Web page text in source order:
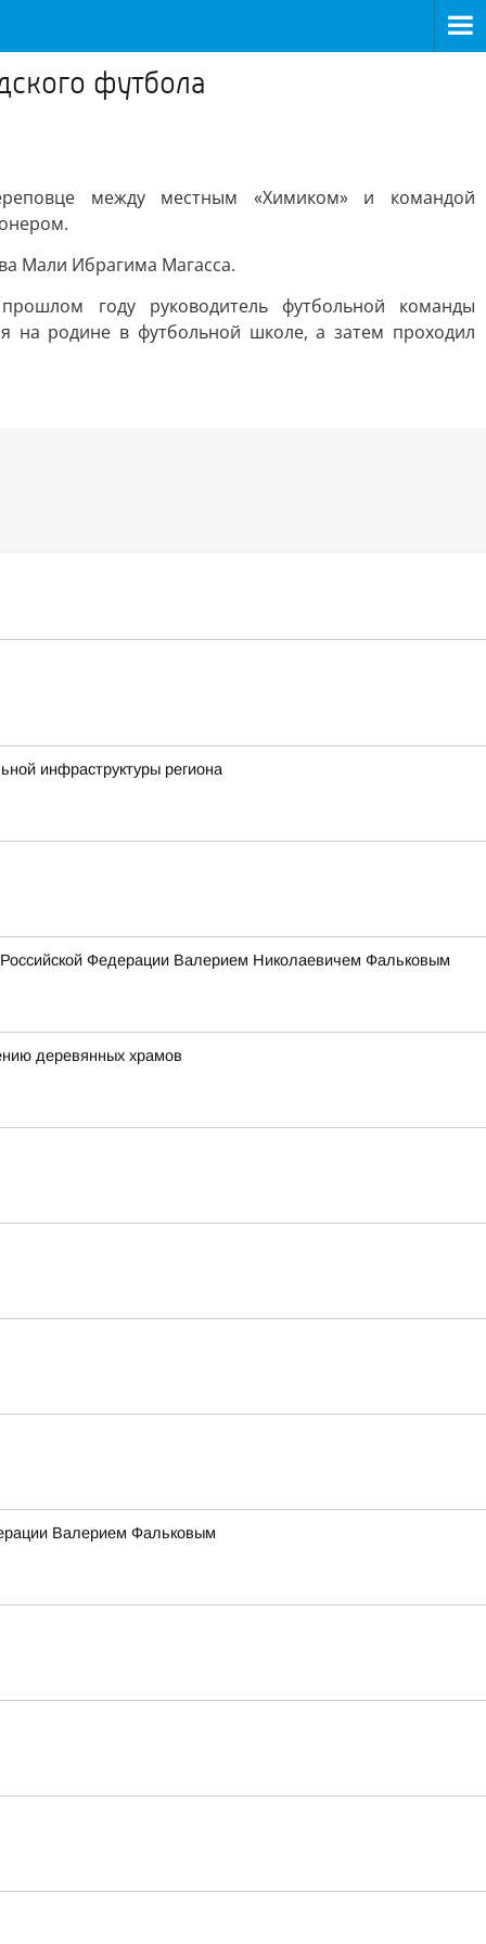
футбола
между местным «Химиком» и командой
Мали Ибрагима Магасса.
году руководитель футбольной команды
на родине в футбольной школе, а затем проходил
инфраструктуры региона
Федерации Валерием Николаевичем Фальковым
деревянных храмов
Валерием Фальковым